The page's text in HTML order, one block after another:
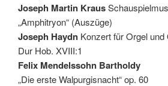
Joseph Martin Kraus
„Amphitryon“ (Auszüge)
Joseph Haydn Konzert für Orgel
Dur Hob. XVIII:1
Felix Mendelssohn Bartholdy
„Die erste Walpurgisnacht“ op. 60